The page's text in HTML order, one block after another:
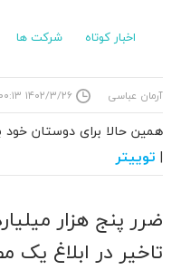
اخبار کوتاه شرکت ها
آرمان عباسی ۱۴۰۲/۳/۲۶ ۲۰:۰۰:۱۳
همین حالا برای دوستان خود
| توییتر
ضرر پنج هزار
تاخیر در ابلاغ یک